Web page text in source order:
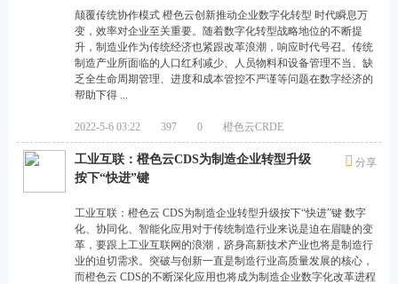
A
I
）
颠覆传统协作模式 橙色云创新推动企业数字化转型 时代瞬息万
变，效率对企业至关重要。随着数字化转型战略地位的不断提
升，制造业作为传统经济也紧跟改革浪潮，响应时代号召。传统
制造产业所面临的人口红利减少、人员物料和设备管理不当、缺
乏全生命周期管理、进度和成本管控不严谨等问题在数字经济的
帮助下得 ...
橙色云CRDE
2022-5-6 03:22 397 0
分享
工业互联：橙色云CDS为制造企业转型升级
按下“快进”键
工业互联：橙色云 CDS为制造企业转型升级按下“快进”键 数字
化、协同化、智能化应用对于传统制造行业来说是迫在眉睫的变
革，要跟上工业互联网的浪潮，跻身高新技术产业也将是制造行
业的迫切需求。突破与创新一直是制造行业高质量发展的核心，
而橙色云 CDS的不断深化应用也将成为制造企业数字化改革进程